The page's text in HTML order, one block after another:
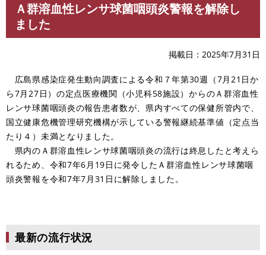
Ａ群溶血性レンサ球菌咽頭炎警報を解除し
ました
掲載日 2025年7月31日
広島県感染症発生動向調査による令和７年第30週（7月21日か
ら7月27日）の定点医療機関（小児科58施設）からのＡ群溶血性
レンサ球菌咽頭炎の報告患者数が、県内すべての保健所管内で、
国立健康危機管理研究機構が示している警報継続基準値（定点当
たり４）未満となりました。
県内のＡ群溶血性レンサ球菌咽頭炎の流行は終息したと考えら
れるため、令和7年6月19日に発令したＡ群溶血性レンサ球菌咽
頭炎警報を令和7年7月31日に解除しました。
最新の流行状況